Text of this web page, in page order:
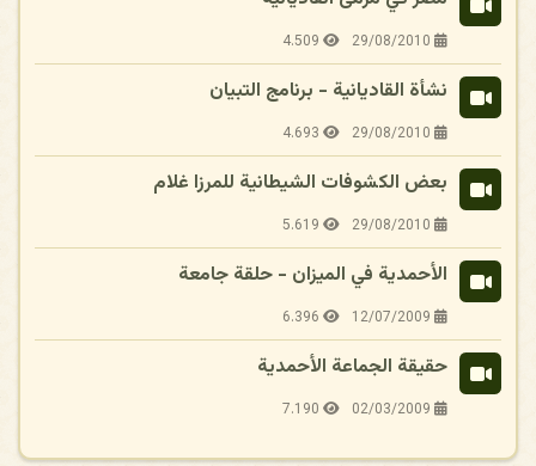
29/08/2010
4.509
نشأة القاديانية - برنامج التبيان
29/08/2010
4.693
بعض الكشوفات الشيطانية للمرزا غلام
29/08/2010
5.619
الأحمدية في الميزان - حلقة جامعة
12/07/2009
6.396
حقيقة الجماعة الأحمدية
02/03/2009
7.190